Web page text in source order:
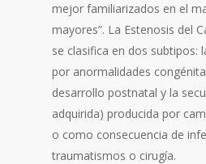
mejor familiarizados en el
mayores”. La Estenosis del
se clasifica en dos subtipos:
por anormalidades
desarrollo postnatal y la
adquirida) producida por
o como consecuencia de
traumatismos o cirugía.